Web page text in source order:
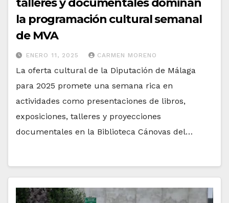
talleres y documentales dominan
la programación cultural semanal
de MVA
ENERO 11, 2025 CARMEN MORENO
La oferta cultural de la Diputación de Málaga
para 2025 promete una semana rica en
actividades como presentaciones de libros,
exposiciones, talleres y proyecciones
documentales en la Biblioteca Cánovas del…